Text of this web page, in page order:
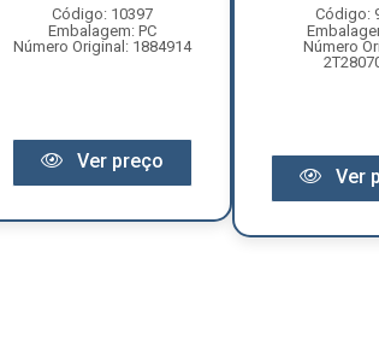
Código: 10397
Embalagem: PC
Número Original: 1884914
Ver preço
Código:
Número
Ver